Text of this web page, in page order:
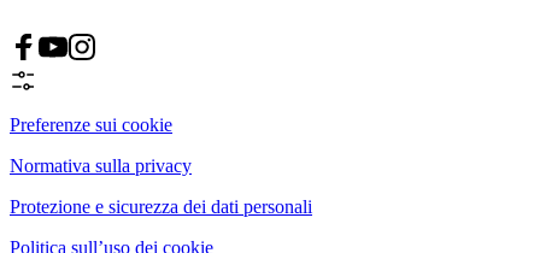
Preferenze sui cookie
Normativa sulla privacy
Protezione e sicurezza dei dati personali
Politica sull’uso dei cookie